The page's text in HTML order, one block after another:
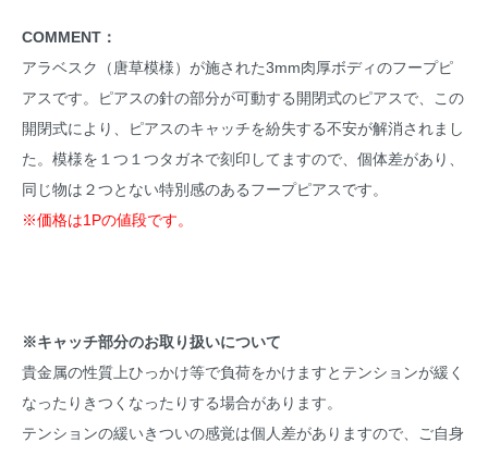
COMMENT：
アラベスク（唐草模様）が施された3mm肉厚ボディのフープピ
アスです。ピアスの針の部分が可動する開閉式のピアスで、この
開閉式により、ピアスのキャッチを紛失する不安が解消されまし
た。模様を１つ１つタガネで刻印してますので、個体差があり、
同じ物は２つとない特別感のあるフープピアスです。
※価格は1Pの値段です。
※キャッチ部分のお取り扱いについて
貴金属の性質上ひっかけ等で負荷をかけますとテンションが緩く
なったりきつくなったりする場合があります。
テンションの緩いきついの感覚は個人差がありますので、ご自身